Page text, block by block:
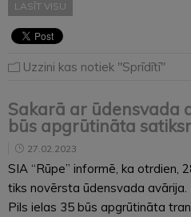
LASĪT VISU
Uzzini kas notiek "Sprīdītī"
Sakarā ar ūdensvada
būs apgrūtināta
27.02.2023
SIA “Rūpe” informē, ka otrdien,
tiks novērsta ūdensvada avārija.
Pils ielas 35 būs apgrūtināta